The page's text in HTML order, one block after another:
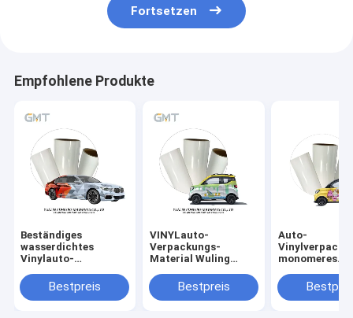
Fortsetzen
Empfohlene Produkte
Beständiges
wasserdichtes
Vinylauto-
Rollenuvvinylbeschichtete
monomeres
Bestpreis
VINYLauto-
Verpackungs-
Material Wuling
doppeltes PET 160g
überzogene
Bestpreis
Auto-
monomeres
überzogenes
Zwischenlage